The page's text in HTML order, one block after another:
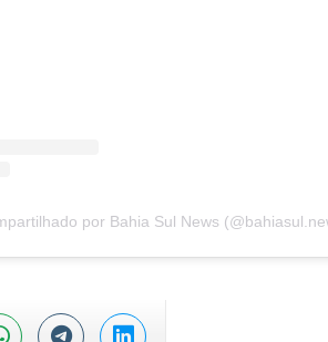
por Bahia Sul News